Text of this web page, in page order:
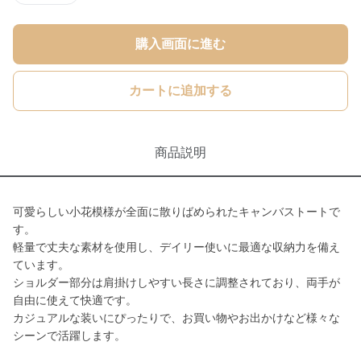
購入画面に進む
カートに追加する
商品説明
可愛らしい小花模様が全面に散りばめられたキャンバストートで
す。
軽量で丈夫な素材を使用し、デイリー使いに最適な収納力を備え
ています。
ショルダー部分は肩掛けしやすい長さに調整されており、両手が
自由に使えて快適です。
カジュアルな装いにぴったりで、お買い物やお出かけなど様々な
シーンで活躍します。